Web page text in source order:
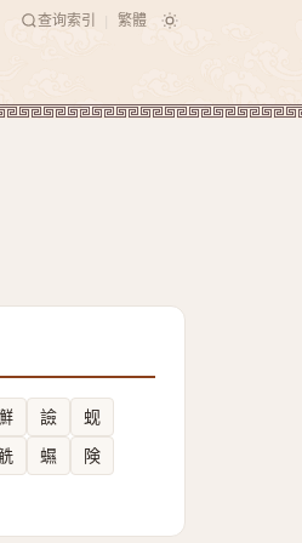
查询索引 繁體
譣
蚬
䗾 険